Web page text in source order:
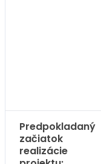
Predpokladaný
začiatok
realizácie